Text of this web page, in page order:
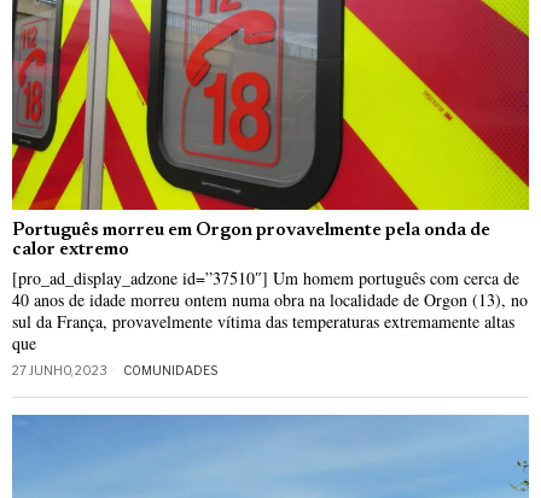
Português morreu em Orgon provavelmente pela onda de
calor extremo
[pro_ad_display_adzone id=”37510″] Um homem português com cerca de
40 anos de idade morreu ontem numa obra na localidade de Orgon (13), no
sul da França, provavelmente vítima das temperaturas extremamente altas
que
27 JUNHO, 2023 COMUNIDADES